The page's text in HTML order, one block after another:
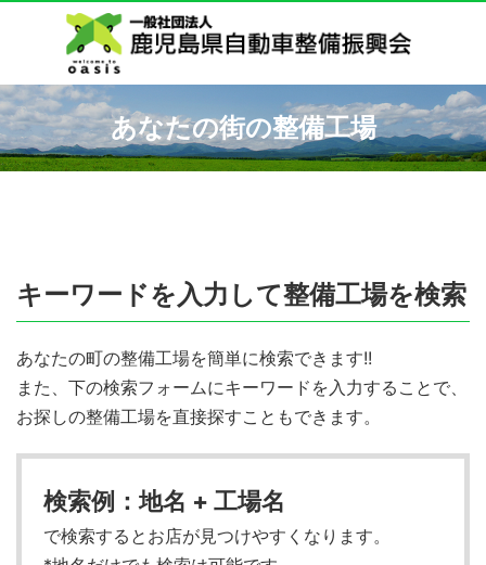
あなたの街の整備工場
キーワードを入力して整備工場を検索
あなたの町の整備工場を簡単に検索できます!!
また、下の検索フォームにキーワードを入力することで、
お探しの整備工場を直接探すこともできます。
検索例：地名 + 工場名
で検索するとお店が見つけやすくなります。